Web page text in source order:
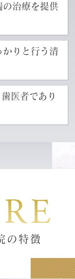
の治療を提供
かりと行う清
医者であり
の特徴